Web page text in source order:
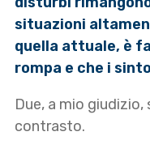
situazioni
quella attuale, è
rompa e che i
Due, a mio
contrasto.